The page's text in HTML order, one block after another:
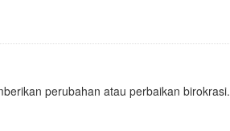
perubahan atau perbaikan birokrasi.